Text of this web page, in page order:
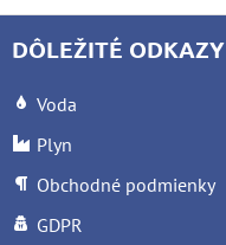
DÔLEŽITÉ ODKAZY
Voda
Plyn
Obchodné podmienky
GDPR